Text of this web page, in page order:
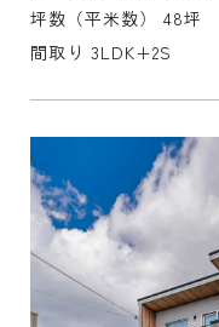
坪数（平米数） 48坪
間取り 3LDK+2S